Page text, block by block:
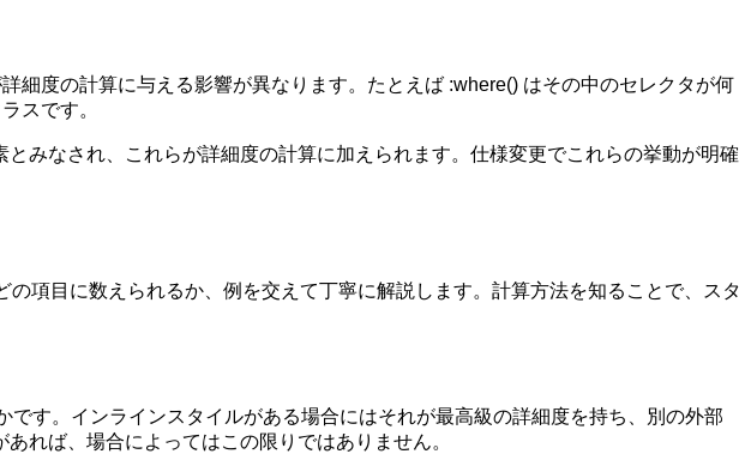
細度の計算に与える影響が異なります。たとえば :where() はその中のセレクタが何
スです。
みなされ、これらが詳細度の計算に加えられます。仕様変更でこれらの挙動が明確
項目に数えられるか、例を交えて丁寧に解説します。計算方法を知ることで、スタ
す。インラインスタイルがある場合にはそれが最高級の詳細度を持ち、別の外部
れば、場合によってはこの限りではありません。